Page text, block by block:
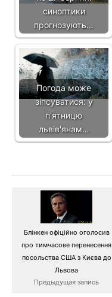
синоптики
прогнозують…
Погода може
зіпсуватися: у
п'ятницю
львів'янам…
Блінкен офіційно оголосив
про тимчасове перенесення
посольства США з Києва до
Львова
Предыдущая запись